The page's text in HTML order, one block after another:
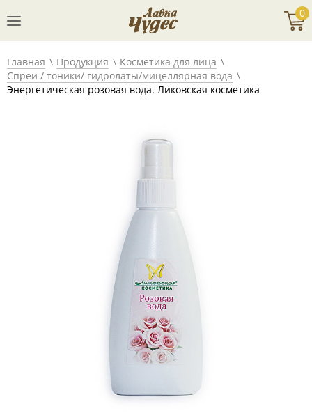
0
Главная Продукция
Косметика для лица
Спреи / тоники/ гидролаты/мицеллярная вода
Энергетическая розовая вода. Ликовская косметика